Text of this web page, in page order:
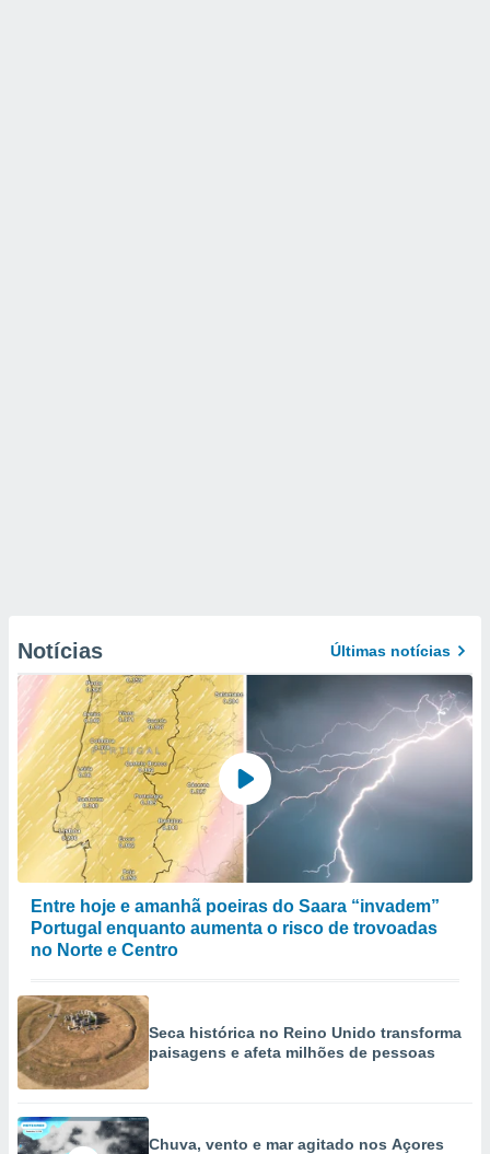
Notícias Últimas notícias
Entre hoje e amanhã poeiras do Saara “invadem”
Portugal enquanto aumenta o risco de trovoadas
no Norte e Centro
Seca histórica no Reino Unido transforma
paisagens e afeta milhões de pessoas
Chuva, vento e mar agitado nos Açores